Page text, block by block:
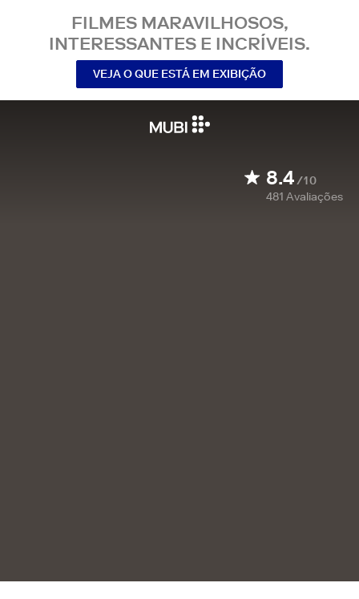
FILMES MARAVILHOSOS,
INTERESSANTES E INCRÍVEIS.
VEJA O QUE ESTÁ EM EXIBIÇÃO
8.4/10
481 Avaliações